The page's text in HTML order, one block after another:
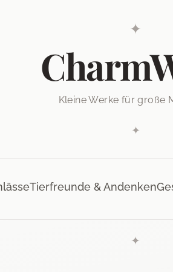
✦
Kleine Werke für große
✦
Tierfreunde & Andenken
✦